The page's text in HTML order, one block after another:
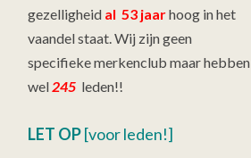
gezelligheid al 53 jaarhoog in het
vaandel staat. Wij zijn geen
specifieke merkenclub maar hebben
wel245 leden!!
LET OP[voor leden!]